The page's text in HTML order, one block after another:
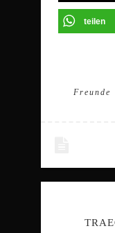
teilen
Freunde